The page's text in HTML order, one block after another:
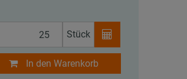
Stück
In den Warenkorb